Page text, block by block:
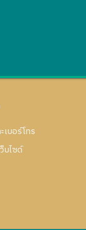
เบอร์โทร
บไซด์